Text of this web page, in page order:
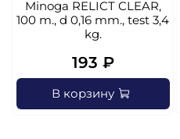
Minoga RELICT CLEAR,
100 m., d 0,16 mm., test 3,4
kg.
193 ₽
В корзину